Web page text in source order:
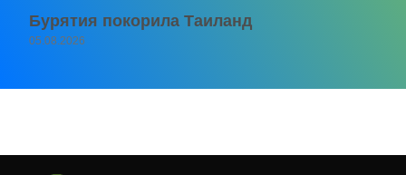
Бурятия покорила Таиланд
05.08.2026